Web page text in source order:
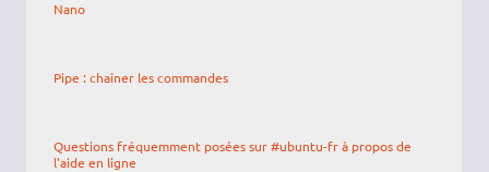
Nano
Pipe : chaîner les commandes
Questions fréquemment posées sur #ubuntu-fr à propos de
l'aide en ligne